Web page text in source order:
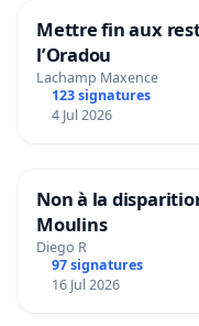
Mettre fin aux
l’Oradou
Lachamp Maxence
123 signatures
4 Jul 2026
Non à la
Moulins
Diego R
97 signatures
16 Jul 2026